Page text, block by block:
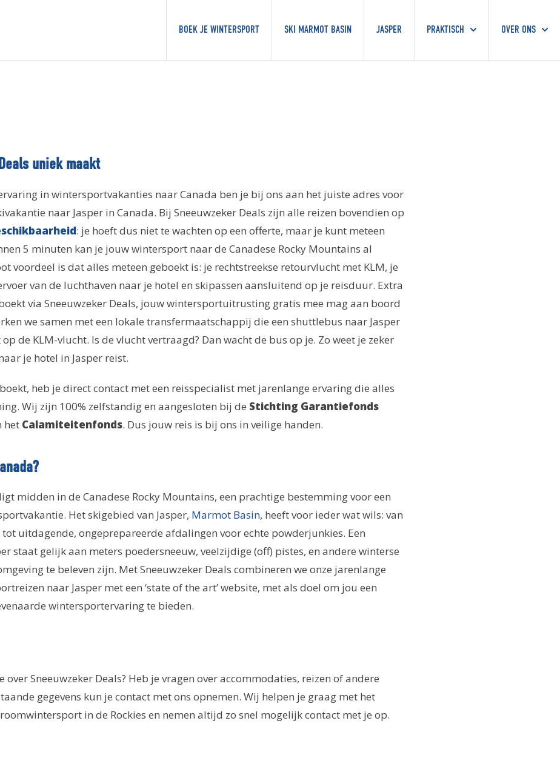
BOEK JE WINTERSPORT SKI MARMOT BASIN JASPER PRAKTISCH OVER ONS
uniek maakt
in wintersportvakanties naar Canada ben je bij ons aan het juiste adres voor
naar Jasper in Canada. Bij Sneeuwzeker Deals zijn alle reizen bovendien op
: je hoeft dus niet te wachten op een offerte, maar je kunt meteen
5 minuten kan je jouw wintersport naar de Canadese Rocky Mountains al
voordeel is dat alles meteen geboekt is: je rechtstreekse retourvlucht met KLM, je
van de luchthaven naar je hotel en skipassen aansluitend op je reisduur. Extra
via Sneeuwzeker Deals, jouw wintersportuitrusting gratis mee mag aan boord
we samen met een lokale transfermaatschappij die een shuttlebus naar Jasper
de KLM-vlucht. Is de vlucht vertraagd? Dan wacht de bus op je. Zo weet je zeker
je hotel in Jasper reist.
heb je direct contact met een reisspecialist met jarenlange ervaring die alles
Wij zijn 100% zelfstandig en aangesloten bij de Stichting Garantiefonds
het Calamiteitenfonds. Dus jouw reis is bij ons in veilige handen.
midden in de Canadese Rocky Mountains, een prachtige bestemming voor een
Het skigebied van Jasper, Marmot Basin, heeft voor ieder wat wils: van
uitdagende, ongeprepareerde afdalingen voor echte powderjunkies. Een
staat gelijk aan meters poedersneeuw, veelzijdige (off) pistes, en andere winterse
te beleven zijn. Met Sneeuwzeker Deals combineren we onze jarenlange
naar Jasper met een ‘state of the art’ website, met als doel om jou een
wintersportervaring te bieden.
Sneeuwzeker Deals? Heb je vragen over accommodaties, reizen of andere
gegevens kun je contact met ons opnemen. Wij helpen je graag met het
in de Rockies en nemen altijd zo snel mogelijk contact met je op.